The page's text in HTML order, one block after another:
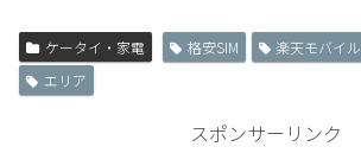
ケータイ・家電 格安SIM 楽天モバイル
エリア
スポンサーリンク